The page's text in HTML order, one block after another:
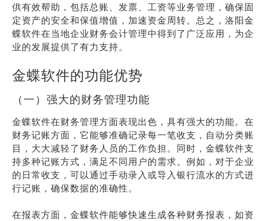
供有效帮助，包括总账、发票、工资等业务管理，确保固
定资产的安全和保值增值，加速资金周转。总之，洛阳金
蝶软件在当地企业财务会计管理中得到了广泛应用，为企
业的发展提供了有力支持。
金蝶软件的功能优势
（一）强大的财务管理功能
金蝶软件在财务管理方面表现出色，具有强大的功能。在
财务记账方面，它能够准确记录每一笔收支，自动分类账
目，大大减轻了财务人员的工作负担。同时，金蝶软件支
持多种记账方式，满足不同用户的需求。例如，对于企业
的日常收支，可以通过手动录入或导入银行流水的方式进
行记账，确保数据的准确性。
在报表方面，金蝶软件能够快速生成各种财务报表，如资